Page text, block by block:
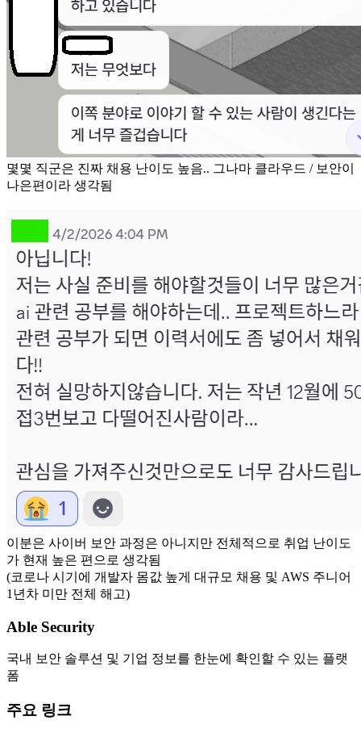
몇몇 직군은 진짜 채용 난이도 높음.. 그나마 클라우드 / 보안이
나은편이라 생각됨
이분은 사이버 보안 과정은 아니지만 전체적으로 취업 난이도
가 현재 높은 편으로 생각됨
(코로나 시기에 개발자 몸값 높게 대규모 채용 및 AWS 주니어
1년차 미만 전체 해고)
Able Security
국내 보안 솔루션 및 기업 정보를 한눈에 확인할 수 있는 플랫
폼
주요 링크